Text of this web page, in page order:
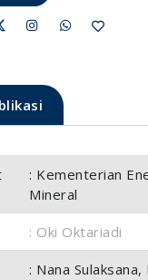
: Kementerian
Mineral
: Oki Oktariadi
: Nana